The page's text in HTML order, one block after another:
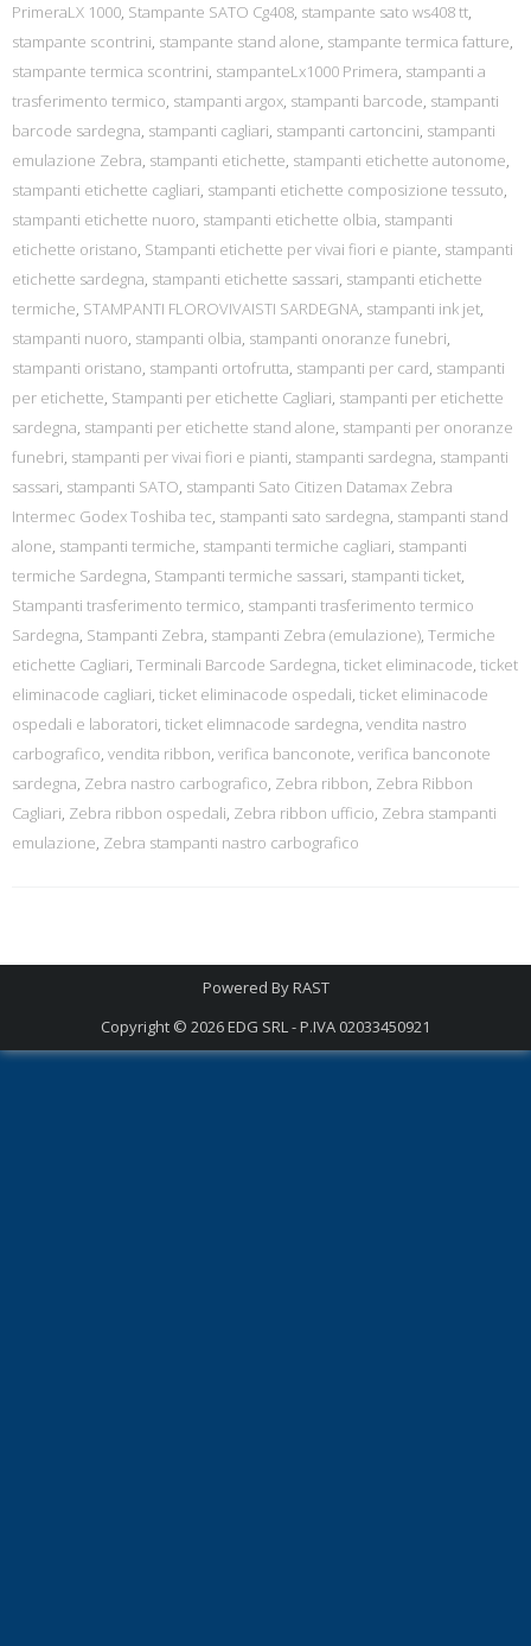
PrimeraLX 1000, Stampante SATO Cg408, stampante sato ws408 tt,
stampante scontrini, stampante stand alone, stampante termica fatture,
stampante termica scontrini, stampanteLx1000 Primera, stampanti a
trasferimento termico, stampanti argox, stampanti barcode, stampanti
barcode sardegna, stampanti cagliari, stampanti cartoncini, stampanti
emulazione Zebra, stampanti etichette, stampanti etichette autonome,
stampanti etichette cagliari, stampanti etichette composizione tessuto,
stampanti etichette nuoro, stampanti etichette olbia, stampanti
etichette oristano, Stampanti etichette per vivai fiori e piante, stampanti
etichette sardegna, stampanti etichette sassari, stampanti etichette
termiche, STAMPANTI FLOROVIVAISTI SARDEGNA, stampanti ink jet,
stampanti nuoro, stampanti olbia, stampanti onoranze funebri,
stampanti oristano, stampanti ortofrutta, stampanti per card, stampanti
per etichette, Stampanti per etichette Cagliari, stampanti per etichette
sardegna, stampanti per etichette stand alone, stampanti per onoranze
funebri, stampanti per vivai fiori e pianti, stampanti sardegna, stampanti
sassari, stampanti SATO, stampanti Sato Citizen Datamax Zebra
Intermec Godex Toshiba tec, stampanti sato sardegna, stampanti stand
alone, stampanti termiche, stampanti termiche cagliari, stampanti
termiche Sardegna, Stampanti termiche sassari, stampanti ticket,
Stampanti trasferimento termico, stampanti trasferimento termico
Sardegna, Stampanti Zebra, stampanti Zebra (emulazione), Termiche
etichette Cagliari, Terminali Barcode Sardegna, ticket eliminacode, ticket
eliminacode cagliari, ticket eliminacode ospedali, ticket eliminacode
ospedali e laboratori, ticket elimnacode sardegna, vendita nastro
carbografico, vendita ribbon, verifica banconote, verifica banconote
sardegna, Zebra nastro carbografico, Zebra ribbon, Zebra Ribbon
Cagliari, Zebra ribbon ospedali, Zebra ribbon ufficio, Zebra stampanti
emulazione, Zebra stampanti nastro carbografico
Powered ByRAST
Copyright © 2026EDG SRL - P.IVA 02033450921